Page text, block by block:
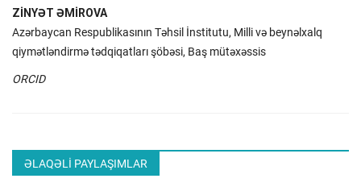
ZİNYƏT ƏMİROVA
Azərbaycan Respublikasının Təhsil İnstitutu, Milli və beynəlxalq
qiymətləndirmə tədqiqatları şöbəsi, Baş mütəxəssis
ORCID
ƏLAQƏLI PAYLAŞIMLAR